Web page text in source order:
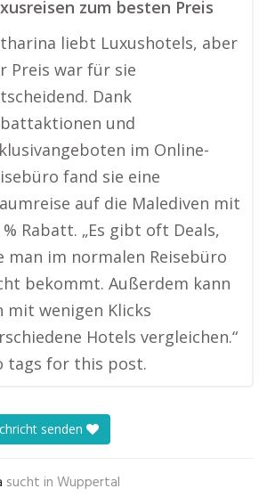
zum besten Preis
liebt Luxushotels, aber
Preis war für sie
Dank
und
im Online-
fand sie eine
auf die Malediven mit
% Rabatt. „Es gibt oft Deals,
man im normalen Reisebüro
bekommt. Außerdem kann
mit wenigen Klicks
Hotels vergleichen.“
tags for this post.
senden
sucht in Wuppertal